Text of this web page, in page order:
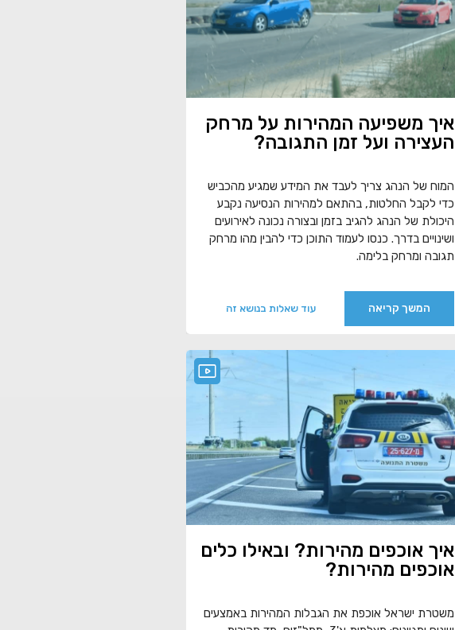
איך משפיעה המהירות על מרחק
העצירה ועל זמן התגובה?
המוח של הנהג צריך לעבד את המידע שמגיע מהכביש
כדי לקבל החלטות, בהתאם למהירות הנסיעה נקבע
היכולת של הנהג להגיב בזמן ובצורה נכונה לאירועים
ושינויים בדרך. כנסו לעמוד התוכן כדי להבין מהו מרחק
תגובה ומרחק בלימה.
המשך קריאה עוד שאלות בנושא זה
איך אוכפים מהירות? ובאילו כלים
אוכפים מהירות?
משטרת ישראל אוכפת את הגבלות המהירות באמצעים